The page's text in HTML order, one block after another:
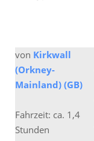
von Kirkwall
(Orkney-
Mainland) (GB)
Fahrzeit: ca. 1,4
Stunden